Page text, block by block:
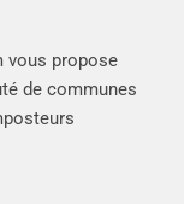
vous propose
de communes